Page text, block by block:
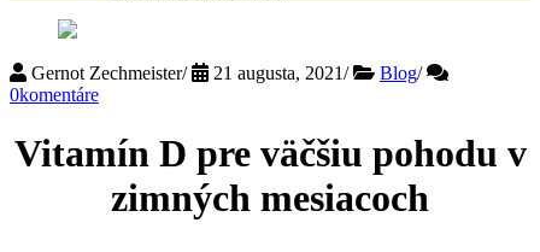
Gernot Zechmeister/ 21 augusta, 2021/ Blog/
0komentáre
Vitamín D pre väčšiu pohodu v
zimných mesiacoch